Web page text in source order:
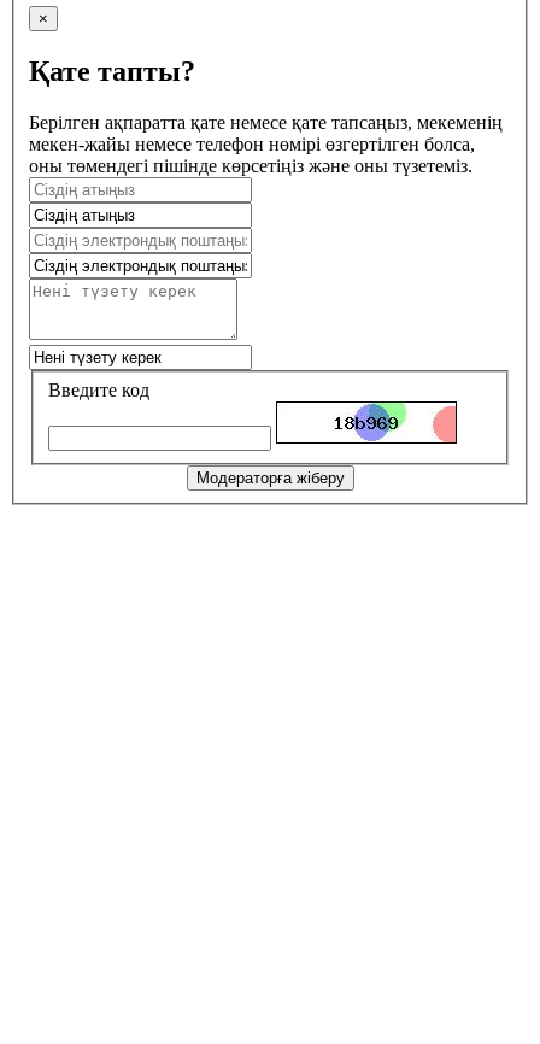
×
Қате тапты?
Берілген ақпаратта қате немесе қате тапсаңыз, мекеменің
мекен-жайы немесе телефон нөмірі өзгертілген болса,
оны төмендегі пішінде көрсетіңіз және оны түзетеміз.
Введите код
Модераторға жіберу